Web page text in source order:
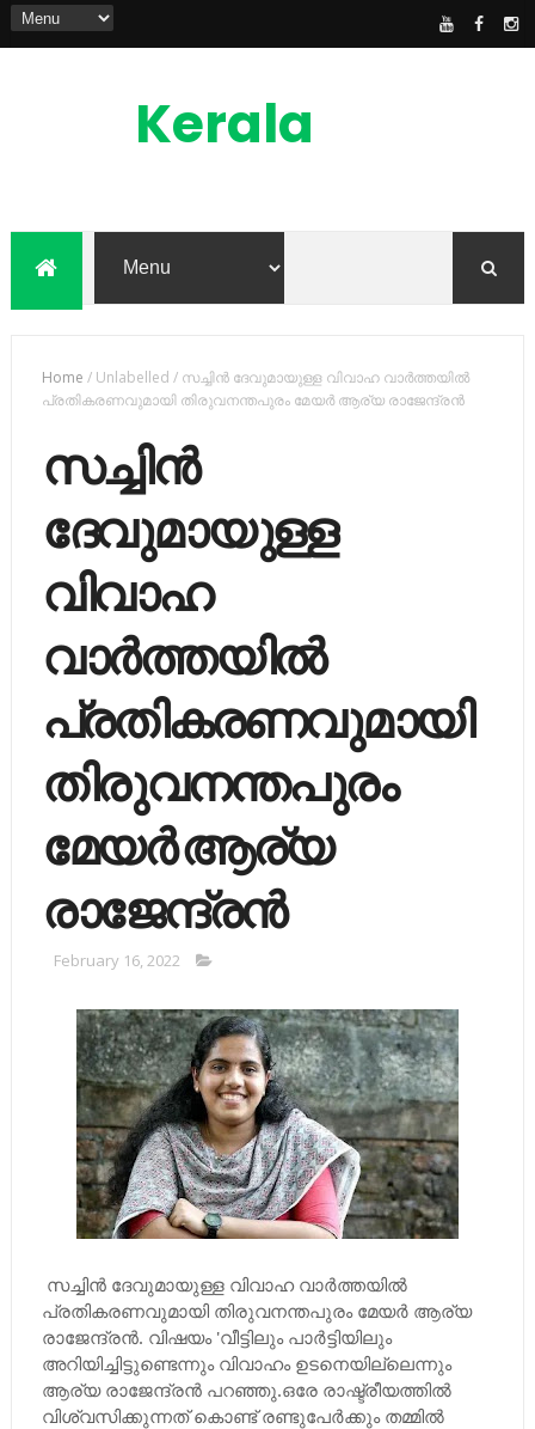
Kerala
Feed
Home /Unlabelled / സച്ചിന്‍ ദേവുമായുള്ള വിവാഹ വാര്‍ത്തയില്‍
പ്രതികരണവുമായി തിരുവനന്തപുരം മേയര്‍ ആര്യ രാജേന്ദ്രന്‍
സച്ചിന്‍
ദേവുമായുള്ള
വിവാഹ
വാര്‍ത്തയില്‍
പ്രതികരണവുമായി
തിരുവനന്തപുരം
മേയര്‍ ആര്യ
രാജേന്ദ്രന്‍
February 16, 2022
സച്ചിന്‍ ദേവുമായുള്ള വിവാഹ വാര്‍ത്തയില്‍
പ്രതികരണവുമായി തിരുവനന്തപുരം മേയര്‍ ആര്യ
രാജേന്ദ്രന്‍. വിഷയം 'വീട്ടിലും പാര്‍ട്ടിയിലും
അറിയിച്ചിട്ടുണ്ടെന്നും വിവാഹം ഉടനെയില്ലെന്നും
ആര്യ രാജേന്ദ്രന്‍ പറഞ്ഞു.ഒരേ രാഷ്ട്രീയത്തില്‍
വിശ്വസിക്കുന്നത് കൊണ്ട് രണ്ടുപേര്‍ക്കും തമ്മില്‍